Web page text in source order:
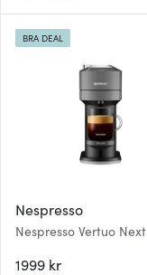
Nespresso
Nespresso Vertuo Next
mørkgrå
1999 kr
BRA DEAL